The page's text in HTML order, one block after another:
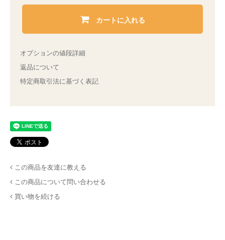
カートに入れる
オプションの値段詳細
返品について
特定商取引法に基づく表記
この商品を友達に教える
この商品について問い合わせる
買い物を続ける